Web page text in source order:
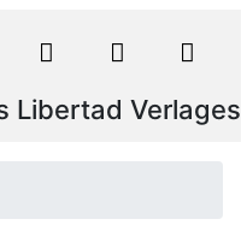
Libertad Verlages